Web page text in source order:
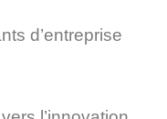
d’entreprise